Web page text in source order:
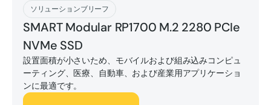
ソリューションブリーフ
SMART Modular RP1700 M.2 2280 PCIe
NVMe SSD
設置面積が小さいため、モバイルおよび組み込みコンピュ
ーティング、医療、自動車、および産業用アプリケーショ
ンに最適です。
[ダウンロード]
[ダウンロード]